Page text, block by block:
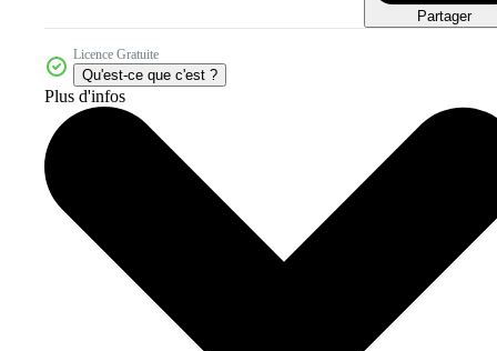
Partager
Licence Gratuite
Qu'est-ce que c'est ?
Plus d'infos